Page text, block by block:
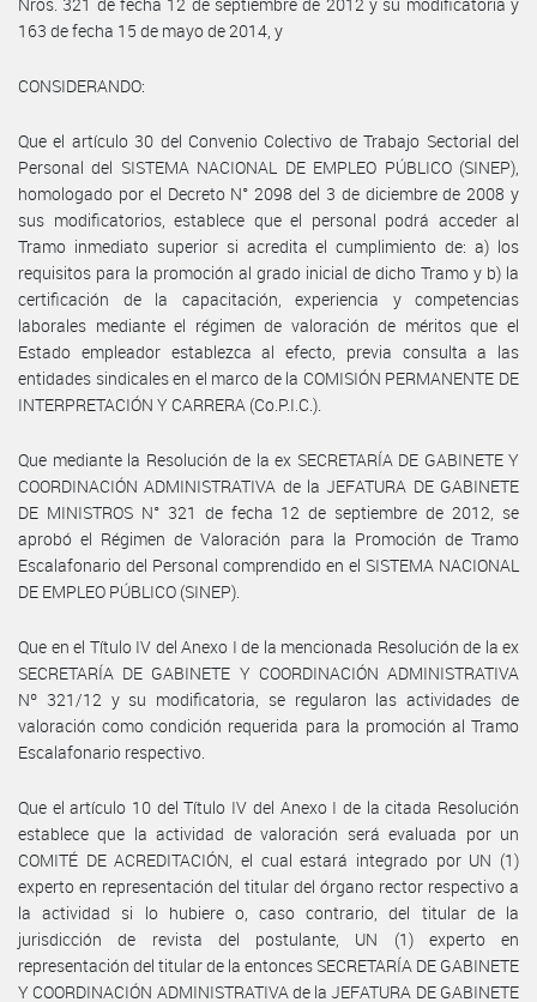
163 de fecha 15 de mayo de 2014, y
CONSIDERANDO:
Que el artículo 30 del Convenio Colectivo de Trabajo Sectorial del
Personal del SISTEMA NACIONAL DE EMPLEO PÚBLICO (SINEP),
homologado por el Decreto N° 2098 del 3 de diciembre de 2008 y
sus modificatorios, establece que el personal podrá acceder al
Tramo inmediato superior si acredita el cumplimiento de: a) los
requisitos para la promoción al grado inicial de dicho Tramo y b) la
certificación de la capacitación, experiencia y competencias
laborales mediante el régimen de valoración de méritos que el
Estado empleador establezca al efecto, previa consulta a las
entidades sindicales en el marco de la COMISIÓN PERMANENTE DE
INTERPRETACIÓN Y CARRERA (Co.P.I.C.).
Que mediante la Resolución de la ex SECRETARÍA DE GABINETE Y
COORDINACIÓN ADMINISTRATIVA de la JEFATURA DE GABINETE
DE MINISTROS N° 321 de fecha 12 de septiembre de 2012, se
aprobó el Régimen de Valoración para la Promoción de Tramo
Escalafonario del Personal comprendido en el SISTEMA NACIONAL
DE EMPLEO PÚBLICO (SINEP).
Que en el Título IV del Anexo I de la mencionada Resolución de la ex
SECRETARÍA DE GABINETE Y COORDINACIÓN ADMINISTRATIVA
Nº 321/12 y su modificatoria, se regularon las actividades de
valoración como condición requerida para la promoción al Tramo
Escalafonario respectivo.
Que el artículo 10 del Título IV del Anexo I de la citada Resolución
establece que la actividad de valoración será evaluada por un
COMITÉ DE ACREDITACIÓN, el cual estará integrado por UN (1)
experto en representación del titular del órgano rector respectivo a
la actividad si lo hubiere o, caso contrario, del titular de la
jurisdicción de revista del postulante, UN (1) experto en
representación del titular de la entonces SECRETARÍA DE GABINETE
Y COORDINACIÓN ADMINISTRATIVA de la JEFATURA DE GABINETE